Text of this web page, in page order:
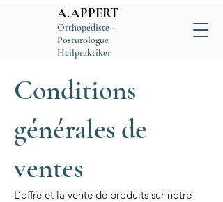
A.APPERT
Orthopédiste -
Posturologue
Heilpraktiker
Conditions
générales de
ventes
L’offre et la vente de produits sur notre